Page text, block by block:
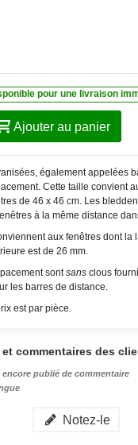
pour une livraison
Ajouter au panier
également appelées
Cette taille convient
de 46 x 46 cm. Les
à la même distance
aux fenêtres dont la
est de 26 mm.
sontsansclous
les barres de distance.
est par pièce.
commentaires des
encore publié de commentaire
Notez-le